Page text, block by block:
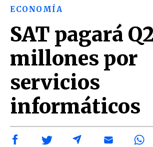
ECONOMÍA
SAT pagará
millones por
servicios
informáticos